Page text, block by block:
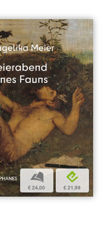
b
€ 24,00
e
€ 21,99